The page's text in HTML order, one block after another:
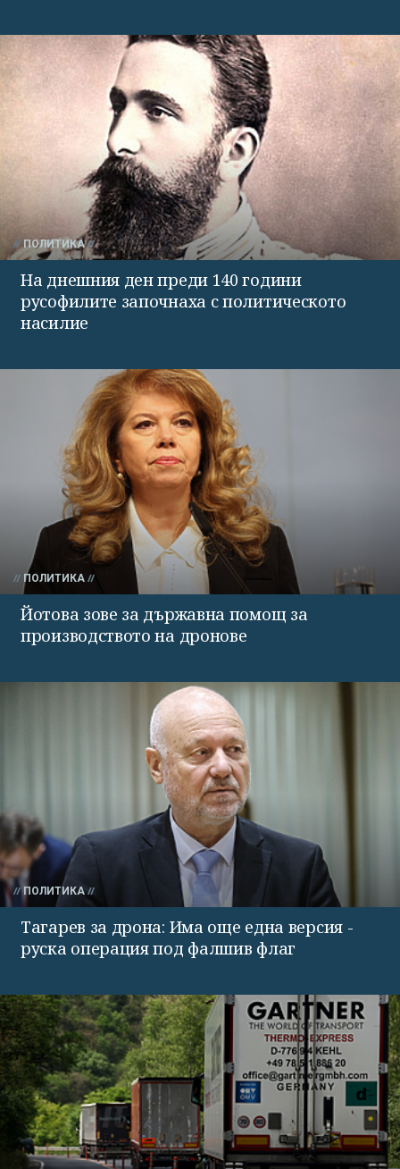
ПОЛИТИКА
На днешния ден преди 140 години
русофилите започнаха с политическото
насилие
ПОЛИТИКА
Йотова зове за държавна помощ за
производството на дронове
ПОЛИТИКА
Тагарев за дрона: Има още една версия -
руска операция под фалшив флаг